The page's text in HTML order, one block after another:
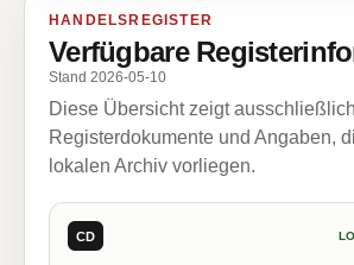
HANDELSREGISTER
Verfügbare
Stand 2026-05-10
Diese Übersicht zeigt ausschließlich
Registerdokumente und Angaben,
lokalen Archiv vorliegen.
CD